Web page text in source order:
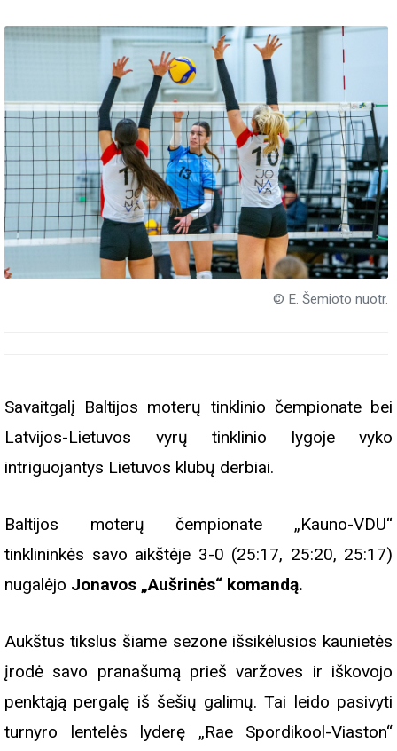
© E. Šemioto nuotr.
Savaitgalį Baltijos moterų tinklinio čempionate bei
Latvijos-Lietuvos vyrų tinklinio lygoje vyko
intriguojantys Lietuvos klubų derbiai.
Baltijos moterų čempionate „Kauno-VDU“
tinklininkės savo aikštėje 3-0 (25:17, 25:20, 25:17)
nugalėjo Jonavos „Aušrinės“ komandą.
Aukštus tikslus šiame sezone išsikėlusios kaunietės
įrodė savo pranašumą prieš varžoves ir iškovojo
penktąją pergalę iš šešių galimų. Tai leido pasivyti
turnyro lentelės lyderę „Rae Spordikool-Viaston“